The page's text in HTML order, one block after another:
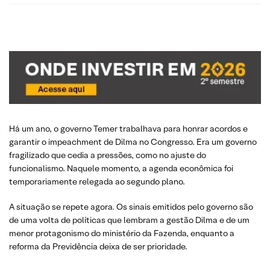
Há um ano, o governo Temer trabalhava para honrar acordos e
garantir o impeachment de Dilma no Congresso. Era um governo
fragilizado que cedia a pressões, como no ajuste do
funcionalismo. Naquele momento, a agenda econômica foi
temporariamente relegada ao segundo plano.
A situação se repete agora. Os sinais emitidos pelo governo são
de uma volta de políticas que lembram a gestão Dilma e de um
menor protagonismo do ministério da Fazenda, enquanto a
reforma da Previdência deixa de ser prioridade.